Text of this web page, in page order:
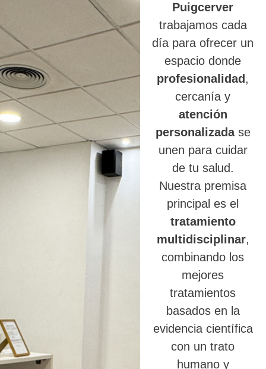
Puigcerver
trabajamos cada
día para ofrecer un
espacio donde
profesionalidad ,
cercanía y
atención
personalizadase
unen para cuidar
de tu salud.
Nuestra premisa
principal es el
tratamiento
multidisciplinar,
combinando los
mejores
tratamientos
basados en la
evidencia científica
con un trato
humano y